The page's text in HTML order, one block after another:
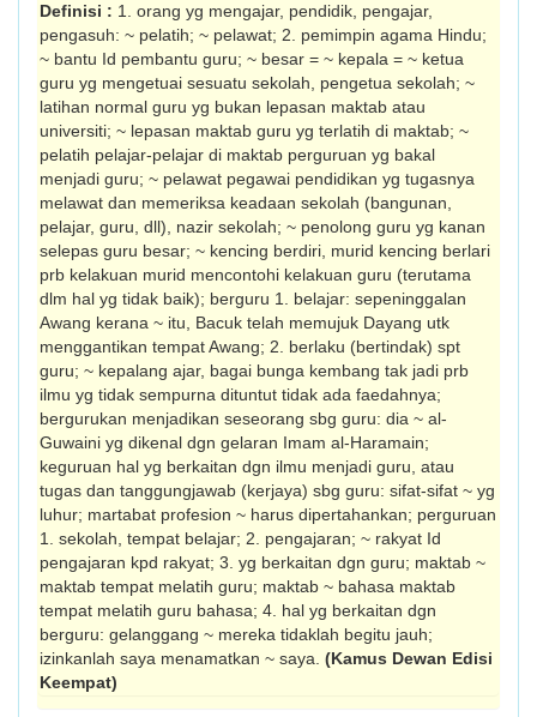
Definisi : 1. orang yg mengajar, pendidik, pengajar,
pengasuh: ~ pelatih; ~ pelawat; 2. pemimpin agama Hindu;
~ bantu Id pembantu guru; ~ besar = ~ kepala = ~ ketua
guru yg mengetuai sesuatu sekolah, pengetua sekolah; ~
latihan normal guru yg bukan lepasan maktab atau
universiti; ~ lepasan maktab guru yg terlatih di maktab; ~
pelatih pelajar-pelajar di maktab perguruan yg bakal
menjadi guru; ~ pelawat pegawai pendidikan yg tugasnya
melawat dan memeriksa keadaan sekolah (bangunan,
pelajar, guru, dll), nazir sekolah; ~ penolong guru yg kanan
selepas guru besar; ~ kencing berdiri, murid kencing berlari
prb kelakuan murid mencontohi kelakuan guru (terutama
dlm hal yg tidak baik); berguru 1. belajar: sepeninggalan
Awang kerana ~ itu, Bacuk telah memujuk Dayang utk
menggantikan tempat Awang; 2. berlaku (bertindak) spt
guru; ~ kepalang ajar, bagai bunga kembang tak jadi prb
ilmu yg tidak sempurna dituntut tidak ada faedahnya;
bergurukan menjadikan seseorang sbg guru: dia ~ al-
Guwaini yg dikenal dgn gelaran Imam al-Haramain;
keguruan hal yg berkaitan dgn ilmu menjadi guru, atau
tugas dan tanggungjawab (kerjaya) sbg guru: sifat-sifat ~ yg
luhur; martabat profesion ~ harus dipertahankan; perguruan
1. sekolah, tempat belajar; 2. pengajaran; ~ rakyat Id
pengajaran kpd rakyat; 3. yg berkaitan dgn guru; maktab ~
maktab tempat melatih guru; maktab ~ bahasa maktab
tempat melatih guru bahasa; 4. hal yg berkaitan dgn
berguru: gelanggang ~ mereka tidaklah begitu jauh;
izinkanlah saya menamatkan ~ saya. (Kamus Dewan Edisi
Keempat)